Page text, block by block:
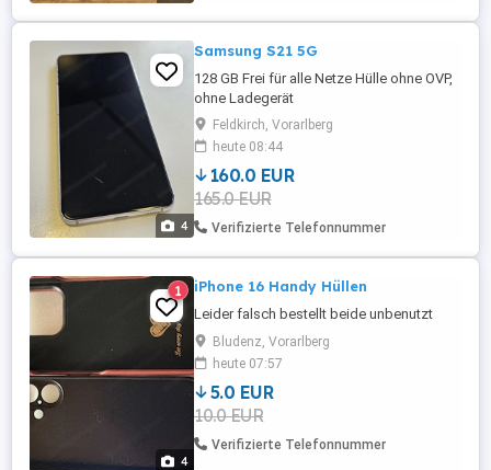
4
Samsung S21 5G
128 GB Frei für alle Netze Hülle ohne OVP,
ohne Ladegerät
Feldkirch, Vorarlberg
heute 08:44
160.0 EUR
165.0 EUR
Verifizierte Telefonnummer
4
1 iPhone 16 Handy Hüllen
Leider falsch bestellt beide unbenutzt
Bludenz, Vorarlberg
heute 07:57
5.0 EUR
10.0 EUR
Verifizierte Telefonnummer